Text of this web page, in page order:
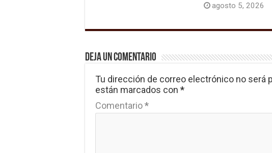
agosto 5, 2026
Deja un comentario
Tu dirección de correo electrónico no será
están marcados con *
Comentario*